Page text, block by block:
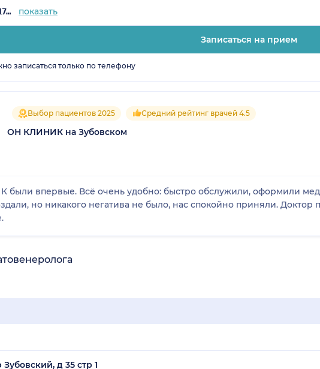
+7 (495) 125-17-00 показать
Записаться на прием
записаться только по телефону
Выбор пациентов 2025 Средний рейтинг врачей 4.5
ОН КЛИНИК на Зубовском
впервые. Всё очень удобно: быстро обслужили, оформили
но никакого негатива не было, нас спокойно приняли.
д 35 стр 1